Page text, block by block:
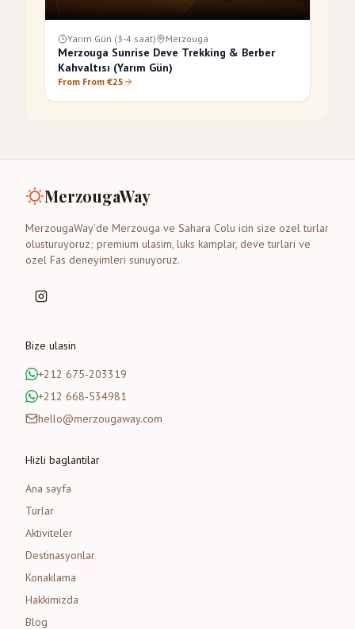
Yarım Gün (3-4 saat) Merzouga
Merzouga Sunrise Deve Trekking & Berber
Kahvaltısı (Yarım Gün)
From From €25
MerzougaWay
MerzougaWay'de Merzouga ve Sahara Colu icin size ozel turlar
olusturuyoruz; premium ulasim, luks kamplar, deve turlari ve
ozel Fas deneyimleri sunuyoruz.
Bize ulasin
+212 675-203319
+212 668-534981
hello@merzougaway.com
Hizli baglantilar
Ana sayfa
Turlar
Aktiviteler
Destinasyonlar
Konaklama
Hakkimizda
Blog